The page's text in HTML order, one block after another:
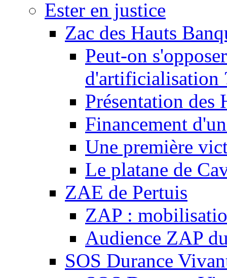
Ester en justice
Zac des Hauts
Peut-on
d'artificialisation
Présentation des
Financement
Une première
Le platane de
ZAE de Pertuis
ZAP :
Audience ZAP
SOS Durance